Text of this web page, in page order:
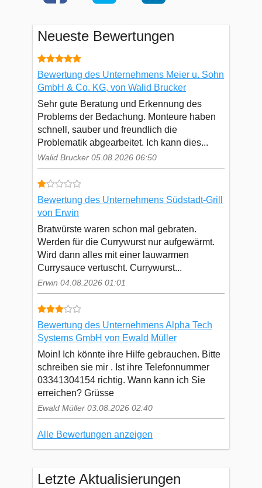
Neueste Bewertungen
Bewertung des Unternehmens Meier u. Sohn
GmbH & Co. KG, von Walid Brucker
Sehr gute Beratung und Erkennung des
Problems der Bedachung. Monteure haben
schnell, sauber und freundlich die
Problematik abgearbeitet. Ich kann dies...
Walid Brucker 05.08.2026 06:50
Bewertung des Unternehmens Südstadt-Grill
von Erwin
Bratwürste waren schon mal gebraten.
Werden für die Currywurst nur aufgewärmt.
Wird dann alles mit einer lauwarmen
Currysauce vertuscht. Currywurst...
Erwin 04.08.2026 01:01
Bewertung des Unternehmens Alpha Tech
Systems GmbH von Ewald Müller
Moin! Ich könnte ihre Hilfe gebrauchen. Bitte
schreiben sie mir . Ist ihre Telefonnummer
03341304154 richtig. Wann kann ich Sie
erreichen? Grüsse
Ewald Müller 03.08.2026 02:40
Alle Bewertungen anzeigen
Letzte Aktualisierungen